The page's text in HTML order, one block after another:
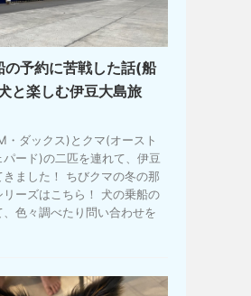
の予約に苦戦した話(船
と楽しむ伊豆大島旅
・ダックス)とクマ(オースト
パード)の二匹を連れて、伊豆
きました！ ちびクマの冬の那
ーズはこちら！ 犬の乗船の
色々調べたり問い合わせを